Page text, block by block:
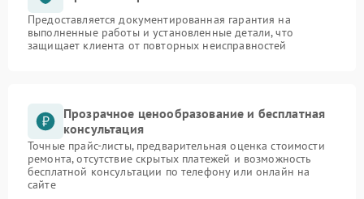
Предоставляется документированная гарантия на
выполненные работы и установленные детали, что
защищает клиента от повторных неисправностей
Прозрачное ценообразование и бесплатная
консультация
Точные прайс-листы, предварительная оценка стоимости
ремонта, отсутствие скрытых платежей и возможность
бесплатной консультации по телефону или онлайн на
сайте